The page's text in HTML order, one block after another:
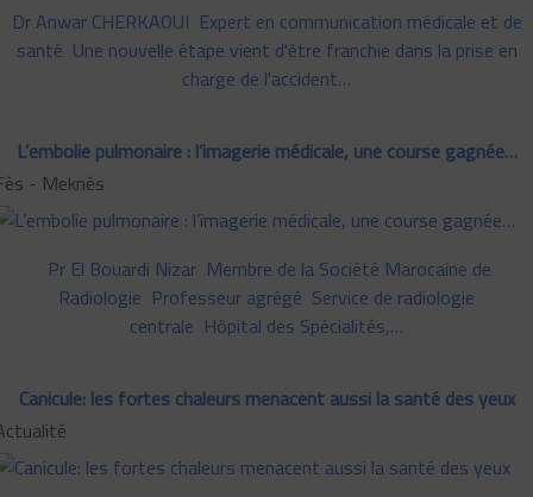
Dr Anwar CHERKAOUI Expert en communication médicale et de
santé Une nouvelle étape vient d'être franchie dans la prise en
charge de l'accident…
L’embolie pulmonaire : l’imagerie médicale, une course gagnée…
- Meknès
Pr El Bouardi Nizar Membre de la Société Marocaine de
Radiologie Professeur agrégé Service de radiologie
centrale Hôpital des Spécialités,…
Canicule: les fortes chaleurs menacent aussi la santé des yeux